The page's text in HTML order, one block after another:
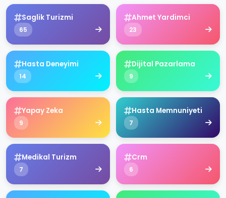
Saglik Turizmi
65
Ahmet Yardimci
23
Hasta Deneyimi
14
Dijital Pazarlama
9
Yapay Zeka
9
Hasta Memnuniyeti
7
Medikal Turizm
7
Crm
6